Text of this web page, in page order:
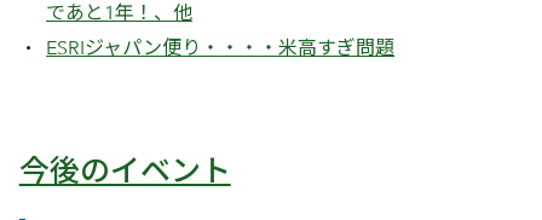
であと1年！、他
ESRIジャパン便り・・・・米高すぎ問題
今後のイベント